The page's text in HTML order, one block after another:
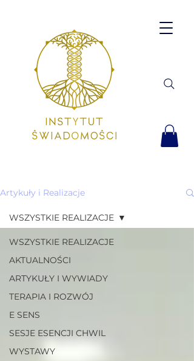
Artykuły i Realizacje
WSZYSTKIE REALIZACJE
AKTUALNOŚCI
ARTYKUŁY I WYWIADY
TERAPIA I ROZWÓJ
E SENS
SESJE ESENCJI CHWIL
WYSTAWY
WSZYSTKIE REALIZACJE